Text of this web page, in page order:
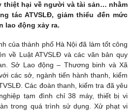
thiệt hại về người và tài sản… nhằm
tác ATVSLĐ, giảm thiểu đến mức
lao động xảy ra.
của thành phố Hà Nội đã làm tốt công
về Luật ATVSLĐ và các văn bản quy
Sở Lao động – Thương binh và Xã
các sở, ngành tiến hành thanh, kiểm
Các đoàn thanh, kiểm tra đã yêu
tạm đình chỉ 38 máy, thiết bị vi
trong quá trình sử dụng. Xử phạt vi